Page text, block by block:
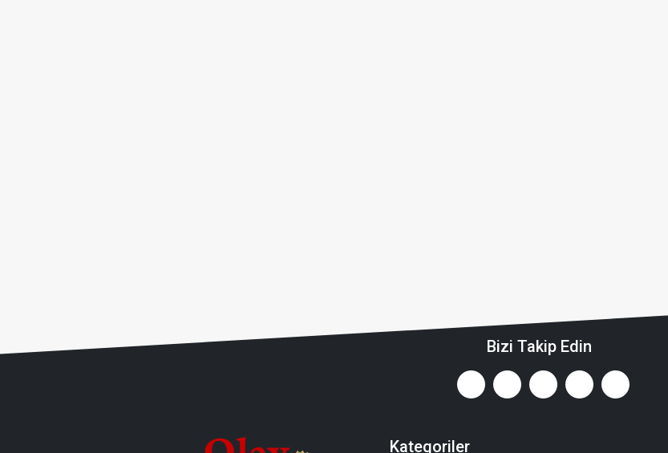
Bizi Takip Edin
Kategoriler